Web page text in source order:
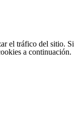
el tráfico del sitio. Si
a continuación.